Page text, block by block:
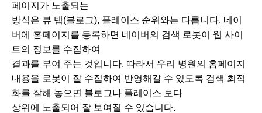
페이지가 노출되는
방식은 뷰 탭(블로그), 플레이스 순위와는 다릅니다. 네이
버에 홈페이지를 등록하면 네이버의 검색 로봇이 웹 사이
트의 정보를 수집하여
결과를 부여 주는 것입니다. 따라서 우리 병원의 홈페이지
내용을 로봇이 잘 수집하여 반영해갈 수 있도록 검색 최적
화를 잘해 놓으면 블로그나 플레이스 보다
상위에 노출되어 잘 보여질 수 있습니다.